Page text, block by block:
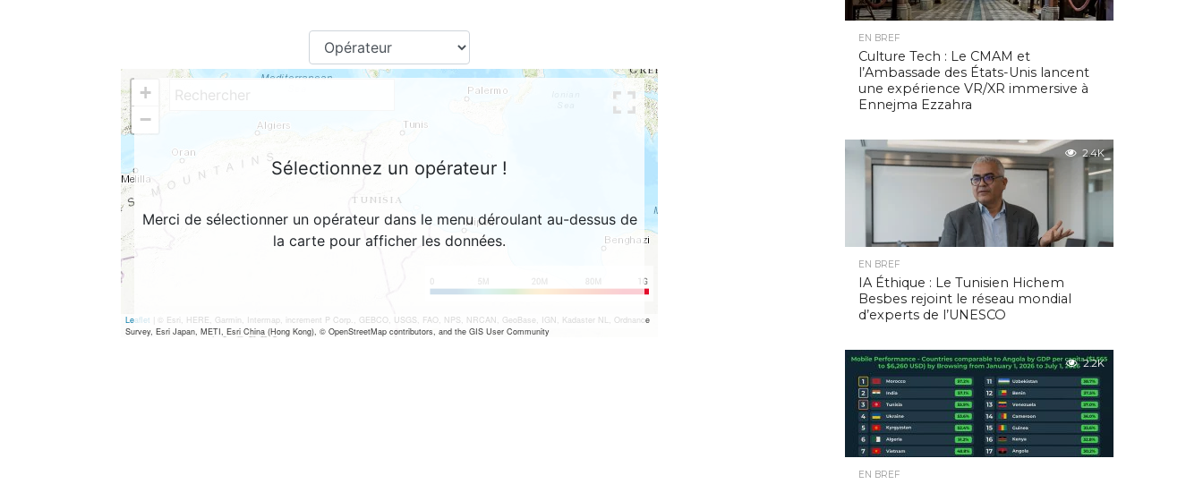
EN BREF
Culture Tech : Le CMAM et
l’Ambassade des États-Unis lancent
une expérience VR/XR immersive à
Ennejma Ezzahra
2.4K
EN BREF
IA Éthique : Le Tunisien Hichem
Besbes rejoint le réseau mondial
d’experts de l’UNESCO
2.2K
EN BREF